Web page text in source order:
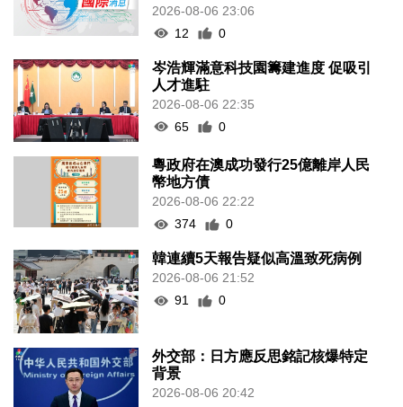
2026-08-06 23:06
12
0
岑浩輝滿意科技園籌建進度 促吸引
人才進駐
2026-08-06 22:35
65
0
粵政府在澳成功發行25億離岸人民
幣地方債
2026-08-06 22:22
374
0
韓連續5天報告疑似高溫致死病例
2026-08-06 21:52
91
0
外交部：日方應反思銘記核爆特定
背景
2026-08-06 20:42